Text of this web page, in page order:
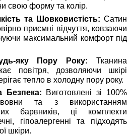
свою форму та колір.
та Шовковистість: Сатин
приємні відчуття, ковзаючи
максимальний комфорт під
яку Пору Року: Тканина
повітря, дозволяючи шкірі
тепло в холодну пору року.
Безпека: Виготовлені зі 100%
та з використанням
барвників, ці комплекти
гіпоалергенні та підходять
шкіри.